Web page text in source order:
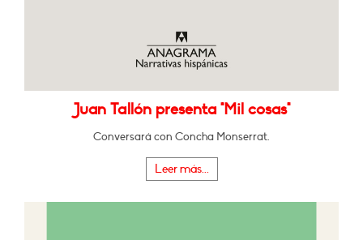
Juan Tallón presenta "Mil cosas"
Conversará con Concha Monserrat.
Leer más...